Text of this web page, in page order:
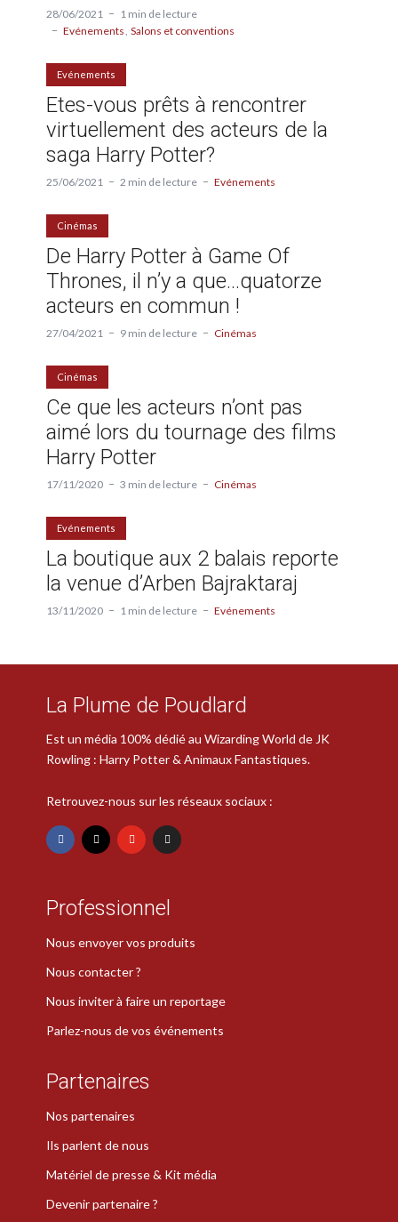
28/06/2021
1 min de lecture
Evénements Salons et conventions
Evénements
Etes-vous prêts à rencontrer
virtuellement des acteurs de la
saga Harry Potter?
25/06/2021 2 min de lecture Evénements
Cinémas
De Harry Potter à Game Of
Thrones, il n’y a que…quatorze
acteurs en commun !
27/04/2021 9 min de lecture Cinémas
Cinémas
Ce que les acteurs n’ont pas
aimé lors du tournage des films
Harry Potter
17/11/2020 3 min de lecture Cinémas
Evénements
La boutique aux 2 balais reporte
la venue d’Arben Bajraktaraj
13/11/2020 1 min de lecture Evénements
La Plume de Poudlard
Est un média 100% dédié au Wizarding World de JK
Rowling : Harry Potter & Animaux Fantastiques.
Retrouvez-nous sur les réseaux sociaux :
Professionnel
Nous envoyer vos produits
Nous contacter ?
Nous inviter à faire un reportage
Parlez-nous de vos événements
Partenaires
Nos partenaires
Ils parlent de nous
Matériel de presse & Kit média
Devenir partenaire ?